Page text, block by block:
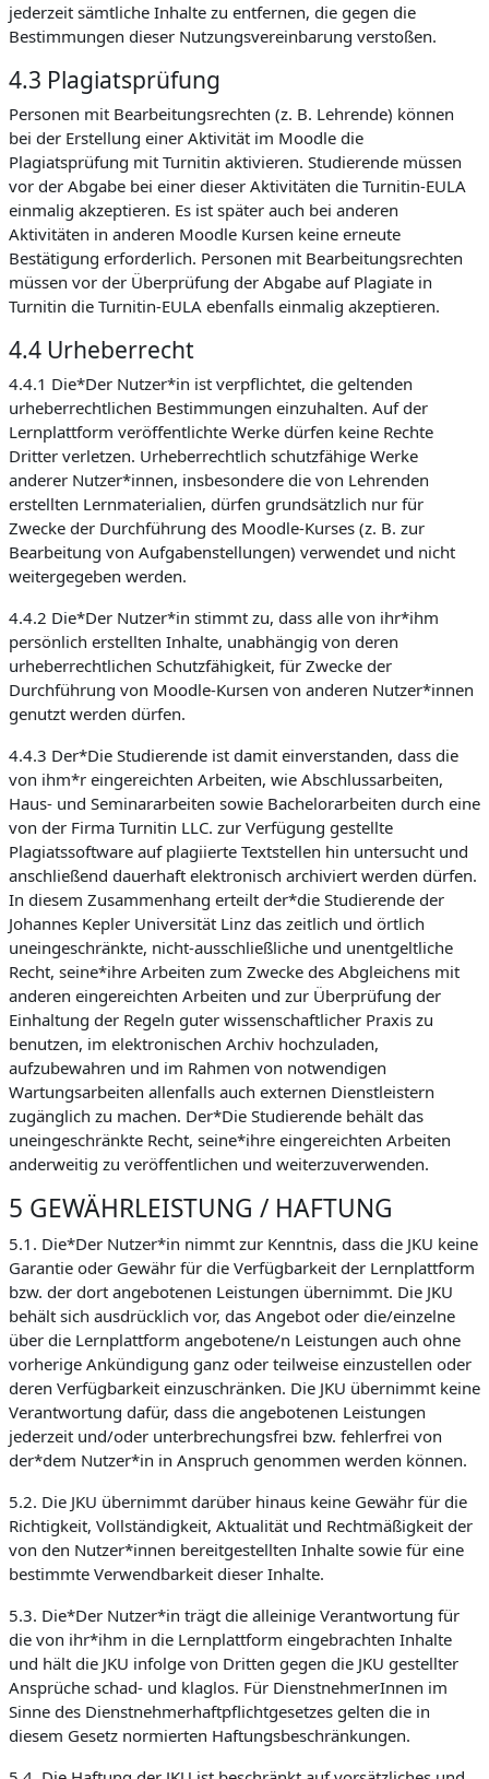
jederzeit sämtliche Inhalte zu entfernen, die gegen die
Bestimmungen dieser Nutzungsvereinbarung verstoßen.
4.3 Plagiatsprüfung
Personen mit Bearbeitungsrechten (z. B. Lehrende) können
bei der Erstellung einer Aktivität im Moodle die
Plagiatsprüfung mit Turnitin aktivieren. Studierende müssen
vor der Abgabe bei einer dieser Aktivitäten die Turnitin-EULA
einmalig akzeptieren. Es ist später auch bei anderen
Aktivitäten in anderen Moodle Kursen keine erneute
Bestätigung erforderlich. Personen mit Bearbeitungsrechten
müssen vor der Überprüfung der Abgabe auf Plagiate in
Turnitin die Turnitin-EULA ebenfalls einmalig akzeptieren.
4.4 Urheberrecht
4.4.1 Die*Der Nutzer*in ist verpflichtet, die geltenden
urheberrechtlichen Bestimmungen einzuhalten. Auf der
Lernplattform veröffentlichte Werke dürfen keine Rechte
Dritter verletzen. Urheberrechtlich schutzfähige Werke
anderer Nutzer*innen, insbesondere die von Lehrenden
erstellten Lernmaterialien, dürfen grundsätzlich nur für
Zwecke der Durchführung des Moodle-Kurses (z. B. zur
Bearbeitung von Aufgabenstellungen) verwendet und nicht
weitergegeben werden.
4.4.2 Die*Der Nutzer*in stimmt zu, dass alle von ihr*ihm
persönlich erstellten Inhalte, unabhängig von deren
urheberrechtlichen Schutzfähigkeit, für Zwecke der
Durchführung von Moodle-Kursen von anderen Nutzer*innen
genutzt werden dürfen.
4.4.3 Der*Die Studierende ist damit einverstanden, dass die
von ihm*r eingereichten Arbeiten, wie Abschlussarbeiten,
Haus- und Seminararbeiten sowie Bachelorarbeiten durch eine
von der Firma Turnitin LLC. zur Verfügung gestellte
Plagiatssoftware auf plagiierte Textstellen hin untersucht und
anschließend dauerhaft elektronisch archiviert werden dürfen.
In diesem Zusammenhang erteilt der*die Studierende der
Johannes Kepler Universität Linz das zeitlich und örtlich
uneingeschränkte, nicht-ausschließliche und unentgeltliche
Recht, seine*ihre Arbeiten zum Zwecke des Abgleichens mit
anderen eingereichten Arbeiten und zur Überprüfung der
Einhaltung der Regeln guter wissenschaftlicher Praxis zu
benutzen, im elektronischen Archiv hochzuladen,
aufzubewahren und im Rahmen von notwendigen
Wartungsarbeiten allenfalls auch externen Dienstleistern
zugänglich zu machen. Der*Die Studierende behält das
uneingeschränkte Recht, seine*ihre eingereichten Arbeiten
anderweitig zu veröffentlichen und weiterzuverwenden.
5 GEWÄHRLEISTUNG / HAFTUNG
5.1. Die*Der Nutzer*in nimmt zur Kenntnis, dass die JKU keine
Garantie oder Gewähr für die Verfügbarkeit der Lernplattform
bzw. der dort angebotenen Leistungen übernimmt. Die JKU
behält sich ausdrücklich vor, das Angebot oder die/einzelne
über die Lernplattform angebotene/n Leistungen auch ohne
vorherige Ankündigung ganz oder teilweise einzustellen oder
deren Verfügbarkeit einzuschränken. Die JKU übernimmt keine
Verantwortung dafür, dass die angebotenen Leistungen
jederzeit und/oder unterbrechungsfrei bzw. fehlerfrei von
der*dem Nutzer*in in Anspruch genommen werden können.
5.2. Die JKU übernimmt darüber hinaus keine Gewähr für die
Richtigkeit, Vollständigkeit, Aktualität und Rechtmäßigkeit der
von den Nutzer*innen bereitgestellten Inhalte sowie für eine
bestimmte Verwendbarkeit dieser Inhalte.
5.3. Die*Der Nutzer*in trägt die alleinige Verantwortung für
die von ihr*ihm in die Lernplattform eingebrachten Inhalte
und hält die JKU infolge von Dritten gegen die JKU gestellter
Ansprüche schad- und klaglos. Für DienstnehmerInnen im
Sinne des Dienstnehmerhaftpflichtgesetzes gelten die in
diesem Gesetz normierten Haftungsbeschränkungen.